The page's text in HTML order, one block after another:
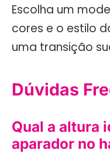
Escolha um
cores e o estilo
uma transição
Dúvidas
Qual a altura
aparador no